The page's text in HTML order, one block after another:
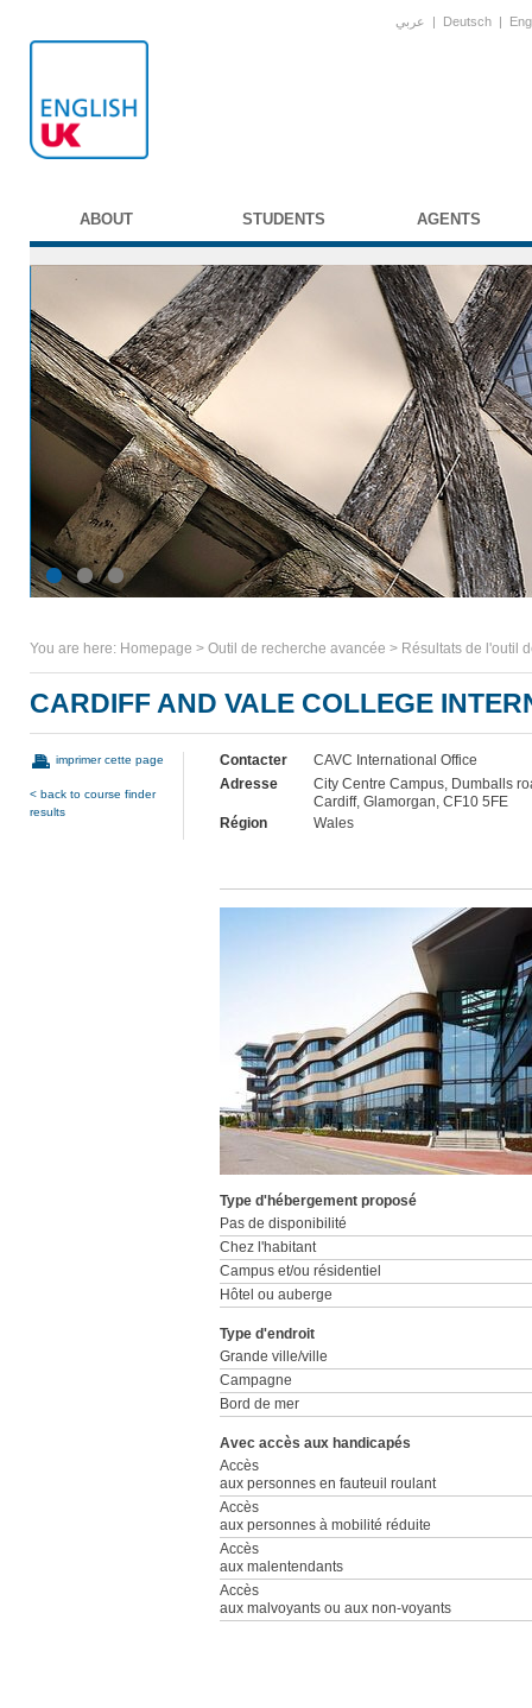
عربي | Deutsch |
ABOUT STUDENTS AGENTS
You are here: Homepage > Outil de recherche avancée > Résultats de l'outil
CARDIFF AND VALE COLLEGE
imprimer cette page
< back to course finder
results
Contacter
CAVC International Office
Adresse
City Centre Campus, Dumballs
Cardiff, Glamorgan, CF10 5FE
Région
Wales
Type d'hébergement proposé
Pas de disponibilité
Chez l'habitant
Campus et/ou résidentiel
Hôtel ou auberge
Type d'endroit
Grande ville/ville
Campagne
Bord de mer
Avec accès aux handicapés
Accès
aux personnes en fauteuil roulant
Accès
aux personnes à mobilité réduite
Accès
aux malentendants
Accès
aux malvoyants ou aux non-voyants